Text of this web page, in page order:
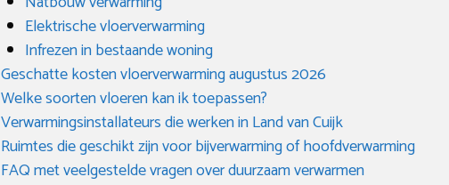
Elektrische vloerverwarming
Infrezen in bestaande woning
Geschatte kosten vloerverwarming augustus 2026
Welke soorten vloeren kan ik toepassen?
Verwarmingsinstallateurs die werken in Land van Cuijk
Ruimtes die geschikt zijn voor bijverwarming of hoofdverwarming
FAQ met veelgestelde vragen over duurzaam verwarmen